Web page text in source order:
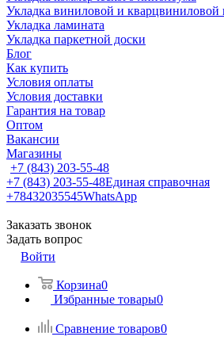
Укладка виниловой и кварцвиниловой
Укладка ламината
Укладка паркетной доски
Блог
Как купить
Условия оплаты
Условия доставки
Гарантия на товар
Оптом
Вакансии
Магазины
+7 (843) 203-55-48
+7 (843) 203-55-48Единая справочная
+78432035545WhatsApp
Заказать звонок
Задать вопрос
Войти
Корзина0
Избранные товары0
Сравнение товаров0